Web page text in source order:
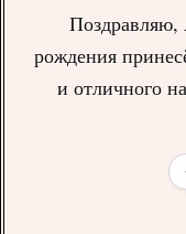
Поздравляю,
рождения
и отличного